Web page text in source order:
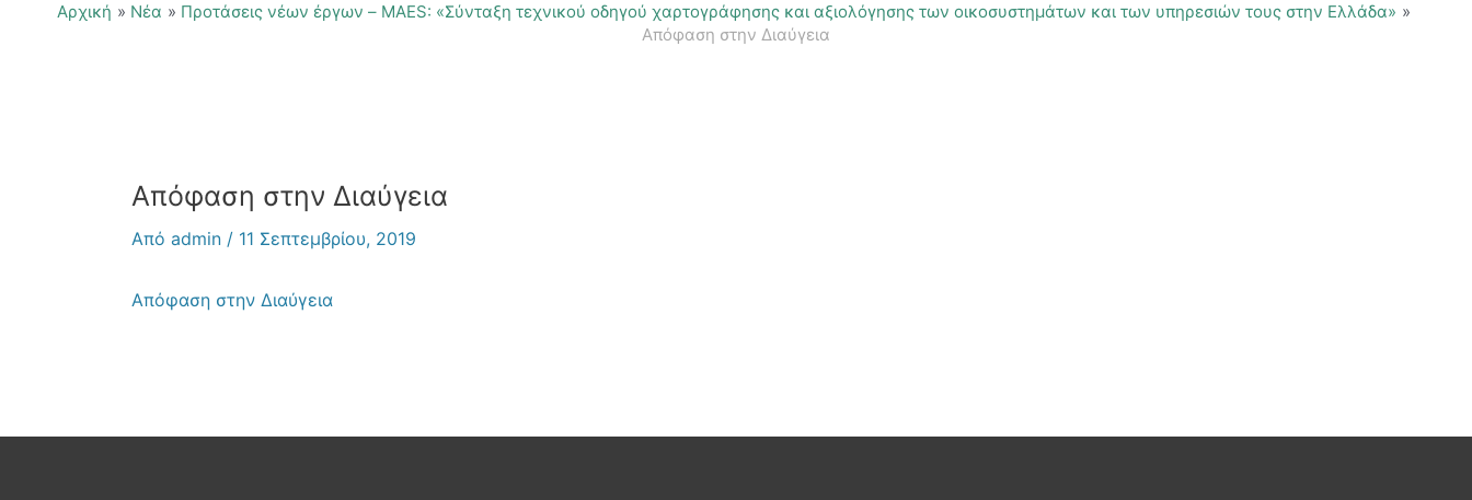
Αρχική Νέα
Προτάσεις νέων έργων – MAES: «Σύνταξη τεχνικού οδηγού χαρτογράφησης και αξιολόγησης των οικοσυστημάτων και των υπηρεσιών τους στην Ελλάδα»
Απόφαση στην Διαύγεια
Απόφαση στην Διαύγεια
Από admin / 11 Σεπτεμβρίου, 2019
Απόφαση στην Διαύγεια